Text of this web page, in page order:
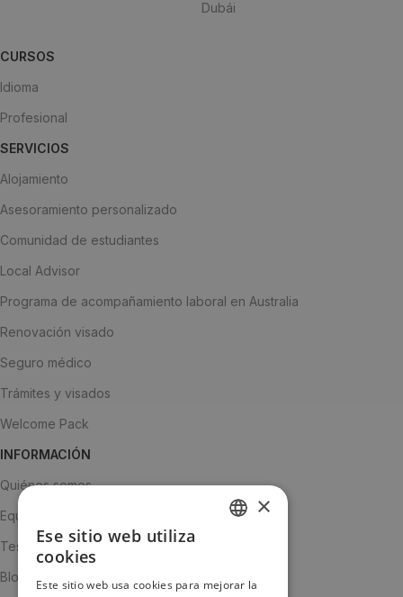
Dubái
CURSOS
Idioma
Profesional
SERVICIOS
Alojamiento
Asesoramiento personalizado
Comunidad de estudiantes
Local Advisor
Programa de acompañamiento laboral en Australia
Renovación visado
Seguro médico
Trámites y visados
Welcome Pack
INFORMACIÓN
Quiénes somos
Equipo
Testimonios
Blog
×
Ese sitio web utiliza
cookies
Este sitio web usa cookies para mejorar la